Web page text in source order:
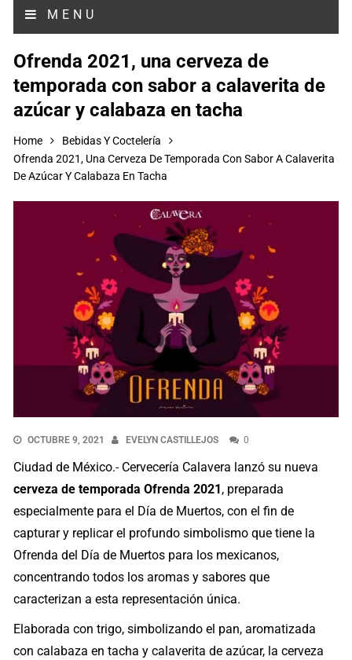
MENU
Ofrenda 2021, una cerveza de
temporada con sabor a calaverita de
azúcar y calabaza en tacha
Home
Bebidas Y Coctelería
Ofrenda 2021, Una Cerveza De Temporada Con Sabor A Calaverita
De Azúcar Y Calabaza En Tacha
OCTUBRE 9, 2021 EVELYN CASTILLEJOS 0
Ciudad de México.- Cervecería Calavera lanzó su nueva
cerveza de temporada Ofrenda 2021 , preparada
especialmente para el Día de Muertos, con el fin de
capturar y replicar el profundo simbolismo que tiene la
Ofrenda del Día de Muertos para los mexicanos,
concentrando todos los aromas y sabores que
caracterizan a esta representación única.
Elaborada con trigo, simbolizando el pan, aromatizada
con calabaza en tacha y calaverita de azúcar, la cerveza